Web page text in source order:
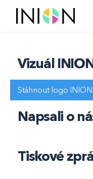
Vizuál
Stáhnout logo INION
Napsali o
Tiskové